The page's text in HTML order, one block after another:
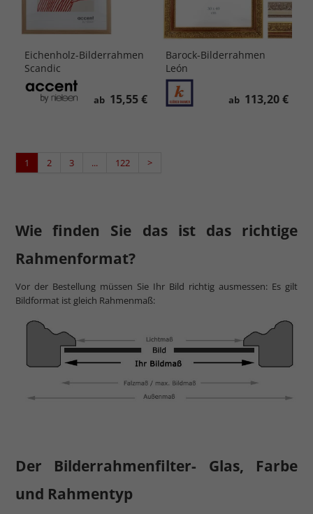
Eichenholz-Bilderrahmen
Scandic
ab 15,55 €
Barock-Bilderrahmen
León
ab 113,20 €
1 2 3 ... 122 >
Wie finden Sie das ist das richtige
Rahmenformat?
Vor der Bestellung müssen Sie Ihr Bild richtig ausmessen: Es gilt
Bildformat ist gleich Rahmenmaß:
Der Bilderrahmenfilter- Glas, Farbe
und Rahmentyp